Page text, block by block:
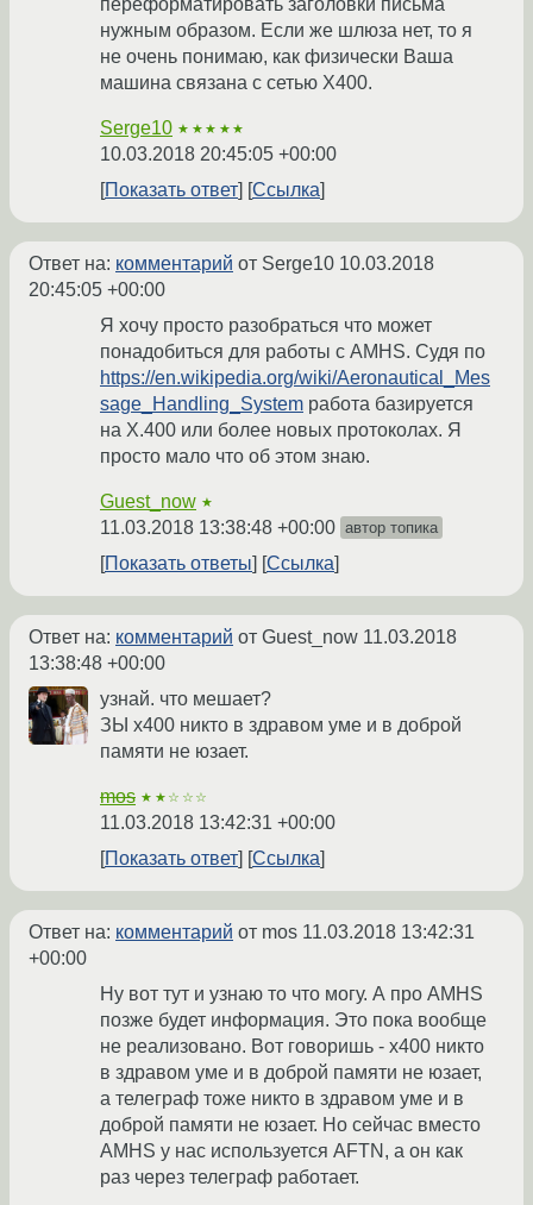
переформатировать заголовки письма
нужным образом. Если же шлюза нет, то я
не очень понимаю, как физически Ваша
машина связана с сетью X400.
Serge10 ★★★★★
10.03.2018 20:45:05 +00:00
Показать ответ
Ссылка
Ответ на: комментарий от Serge10 10.03.2018
20:45:05 +00:00
Я хочу просто разобраться что может
понадобиться для работы с AMHS. Судя по
https://en.wikipedia.org/wiki/Aeronautical_Mes
sage_Handling_System работа базируется
на X.400 или более новых протоколах. Я
просто мало что об этом знаю.
Guest_now ★
11.03.2018 13:38:48 +00:00 автор топика
Показать ответы Ссылка
Ответ на: комментарий от Guest_now 11.03.2018
13:38:48 +00:00
узнай. что мешает?
ЗЫ х400 никто в здравом уме и в доброй
памяти не юзает.
mos ★★☆☆☆
11.03.2018 13:42:31 +00:00
Показать ответ
Ссылка
Ответ на: комментарий от mos 11.03.2018 13:42:31
+00:00
Ну вот тут и узнаю то что могу. А про AMHS
позже будет информация. Это пока вообще
не реализовано. Вот говоришь - х400 никто
в здравом уме и в доброй памяти не юзает,
а телеграф тоже никто в здравом уме и в
доброй памяти не юзает. Но сейчас вместо
AMHS у нас используется AFTN, а он как
раз через телеграф работает.